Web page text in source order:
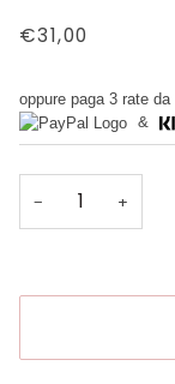
€31,00
oppure paga 3 rate da
&
− +